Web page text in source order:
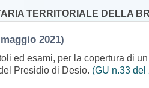
TERRITORIALE DELLA
2021)
ed esami, per la copertura di
Presidio di Desio. (GU n.33 del